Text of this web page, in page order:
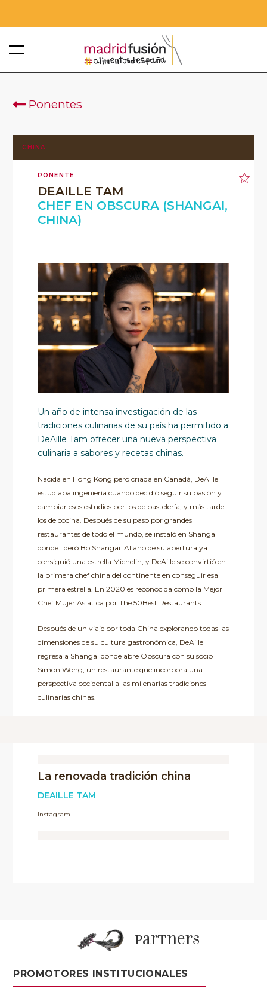
Ponentes
CHINA
PONENTE
DEAILLE TAM
CHEF EN OBSCURA (SHANGAI,
CHINA)
Un año de intensa investigación de las
tradiciones culinarias de su país ha permitido a
DeAille Tam ofrecer una nueva perspectiva
culinaria a sabores y recetas chinas.
Nacida en Hong Kong pero criada en Canadá, DeAille
estudiaba ingeniería cuando decidió seguir su pasión y
cambiar esos estudios por los de pastelería, y más tarde
los de cocina. Después de su paso por grandes
restaurantes de todo el mundo, se instaló en Shangai
donde lideró Bo Shangai. Al año de su apertura ya
consiguió una estrella Michelin, y DeAille se convirtió en
la primera chef china del continente en conseguir esa
primera estrella. En 2020 es reconocida como la Mejor
Chef Mujer Asiática por The 50Best Restaurants.
Después de un viaje por toda China explorando todas las
dimensiones de su cultura gastronómica, DeAille
regresa a Shangai donde abre Obscura con su socio
Simon Wong, un restaurante que incorpora una
perspectiva occidental a las milenarias tradiciones
culinarias chinas.
La renovada tradición china
DEAILLE TAM
Instagram
partners
PROMOTORES INSTITUCIONALES